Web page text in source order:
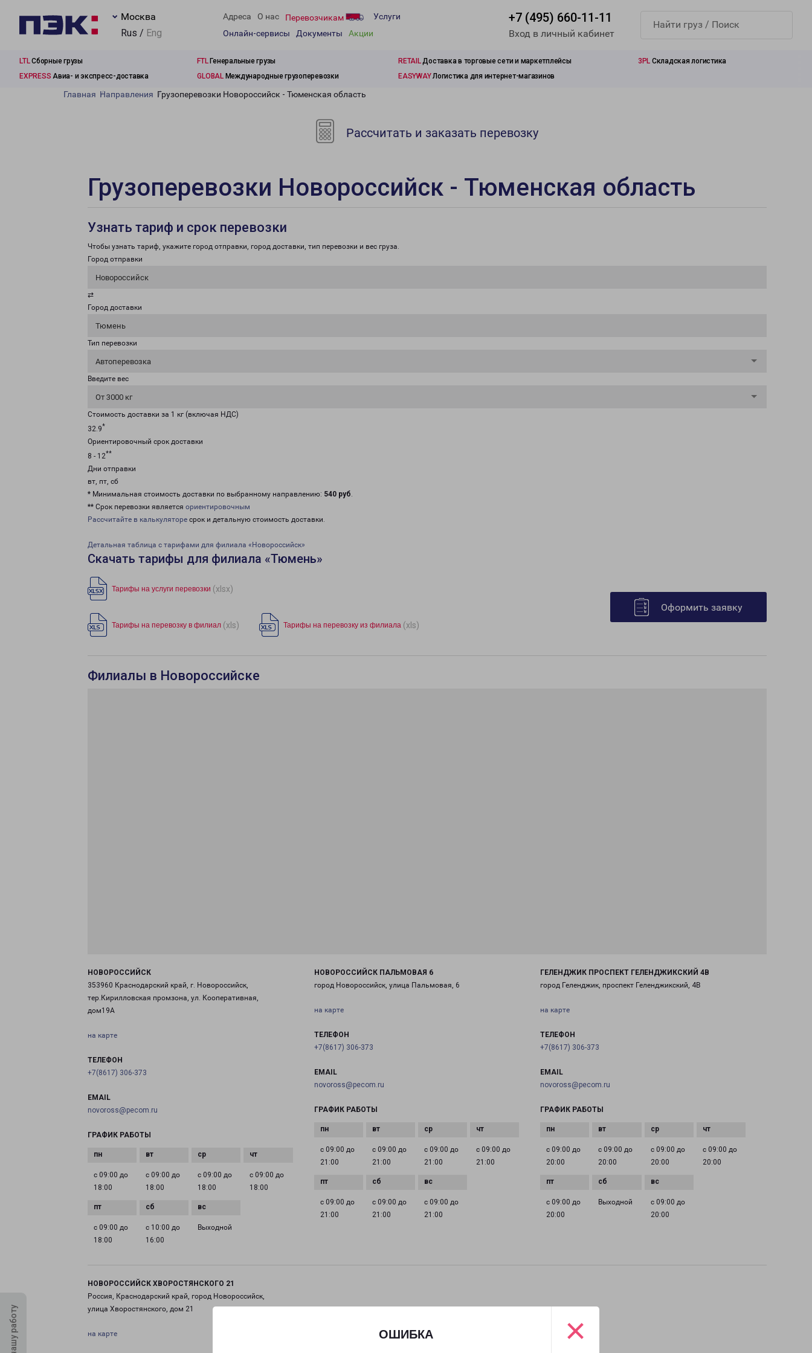
ОШИБКА ×
Москва
Rus / Eng
Адреса О нас Перевозчикам
Услуги
Онлайн-сервисы
Документы Акции
+7 (495) 660-11-11
Вход в личный кабинет
LTLСборные грузы FTLГенеральные грузы RETAILДоставка в торговые сети и маркетплейсы 3PL Складская логистика
EXPRESS Авиа- и экспресс-доставка GLOBALМеждународные грузоперевозки EASYWAYЛогистика для интернет-магазинов
Главная Направления Грузоперевозки Новороссийск - Тюменская область
Рассчитать и заказать перевозку
Грузоперевозки Новороссийск - Тюменская область
Узнать тариф и срок перевозки
Чтобы узнать тариф, укажите город отправки, город доставки, тип перевозки и вес груза.
Город отправки
Новороссийск
⇄
Город доставки
Тюмень
Тип перевозки
Автоперевозка
Введите вес
От 3000 кг
Стоимость доставки за 1 кг (включая НДС)
32.9*
Ориентировочный срок доставки
8 - 12**
Дни отправки
вт, пт, сб
* Минимальная стоимость доставки по выбранному направлению: 540 руб.
** Срок перевозки является ориентировочным
Рассчитайте в калькуляторе срок и детальную стоимость доставки.
Детальная таблица с тарифами для филиала «Новороссийск»
Скачать тарифы для филиала «Тюмень»
Тарифы на услуги перевозки (xlsx)
Тарифы на перевозку в филиал (xls) Тарифы на перевозку из филиала (xls)
Оформить заявку
Филиалы в Новороссийске
НОВОРОССИЙСК
353960 Краснодарский край, г. Новороссийск,
тер.Кирилловская промзона, ул. Кооперативная,
дом19А
на карте
ТЕЛЕФОН
+7(8617) 306-373
EMAIL
novoross@pecom.ru
ГРАФИК РАБОТЫ
с 09:00 до
18:00
с 09:00 до
18:00
с 09:00 до
18:00
с 09:00 до
18:00
с 09:00 до
18:00
с 10:00 до
16:00
Выходной
НОВОРОССИЙСК ПАЛЬМОВАЯ 6
город Новороссийск, улица Пальмовая, 6
на карте
ТЕЛЕФОН
+7(8617) 306-373
EMAIL
novoross@pecom.ru
ГРАФИК РАБОТЫ
с 09:00 до
21:00
с 09:00 до
21:00
с 09:00 до
21:00
с 09:00 до
21:00
с 09:00 до
21:00
с 09:00 до
21:00
с 09:00 до
21:00
ГЕЛЕНДЖИК ПРОСПЕКТ ГЕЛЕНДЖИКСКИЙ 4В
город Геленджик, проспект Геленджикский, 4В
на карте
ТЕЛЕФОН
+7(8617) 306-373
EMAIL
novoross@pecom.ru
ГРАФИК РАБОТЫ
с 09:00 до
20:00
с 09:00 до
20:00
с 09:00 до
20:00
с 09:00 до
20:00
с 09:00 до
20:00
Выходной
с 09:00 до
20:00
НОВОРОССИЙСК ХВОРОСТЯНСКОГО 21
Россия, Краснодарский край, город Новороссийск,
улица Хворостянского, дом 21
на карте